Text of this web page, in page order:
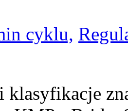
cyklu,